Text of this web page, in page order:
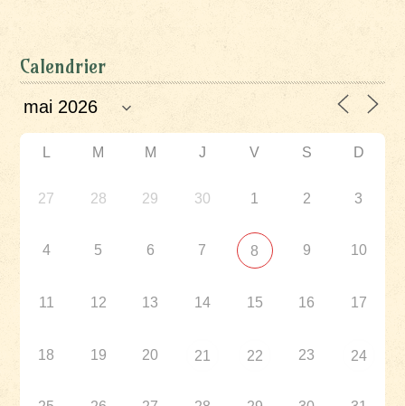
Calendrier
L M M J V S D
27 28 29 30 1 2 3
4 5 6 7 8 9 10
11 12 13 14 15 16 17
18 19 20 21 22 23 24